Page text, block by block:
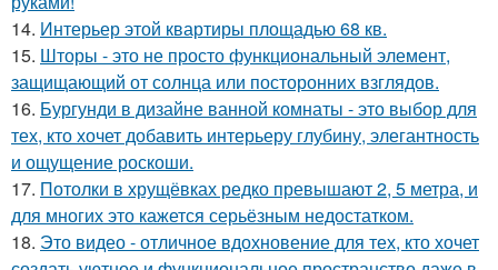
14. Интерьер этой квартиры площадью 68 кв.
15. Шторы - это не просто функциональный элемент,
защищающий от солнца или посторонних взглядов.
16. Бургунди в дизайне ванной комнаты - это выбор для
тех, кто хочет добавить интерьеру глубину, элегантность
и ощущение роскоши.
17. Потолки в хрущёвках редко превышают 2, 5 метра, и
для многих это кажется серьёзным недостатком.
18. Это видео - отличное вдохновение для тех, кто хочет